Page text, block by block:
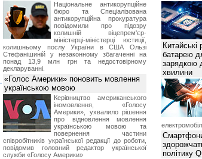
Національне антикорупційне
бюро та Спеціалізована
антикорупційна прокуратура
повідомили про підозру
колишній віцепрем'єр-
міністерці-міністерці юстиції,
колишньому послу України в США Ользі
Стефанішиній у незаконному збагаченні на
понад 13,9 млн грн та недостовірному
декларуванні.
«Голос Америки» поновить мовлення
українською мовою
Керівництво американського
іномовлення, «Голосу
Америки», ухвалило рішення
про відновлення мовлення
українською мовою та
повернення частини
співробітників української редакції до роботи,
повідомив головний редактор української
служби «Голосу Америки»
Китайські
батарею
зарядкою
хвилини
політику